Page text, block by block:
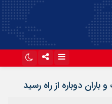
دوباره از راه رسید